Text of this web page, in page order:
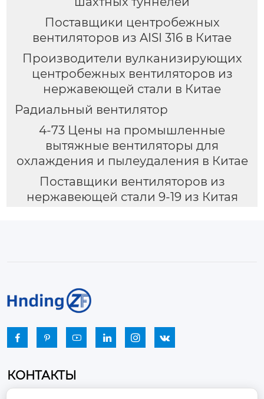
Поставщики центробежных
вентиляторов из AISI 316 в Китае
Производители вулканизирующих
центробежных вентиляторов из
нержавеющей стали в Китае
Радиальный вентилятор
4-73 Цены на промышленные
вытяжные вентиляторы для
охлаждения и пылеудаления в Китае
Поставщики вентиляторов из
нержавеющей стали 9-19 из Китая
     
КОНТАКТЫ